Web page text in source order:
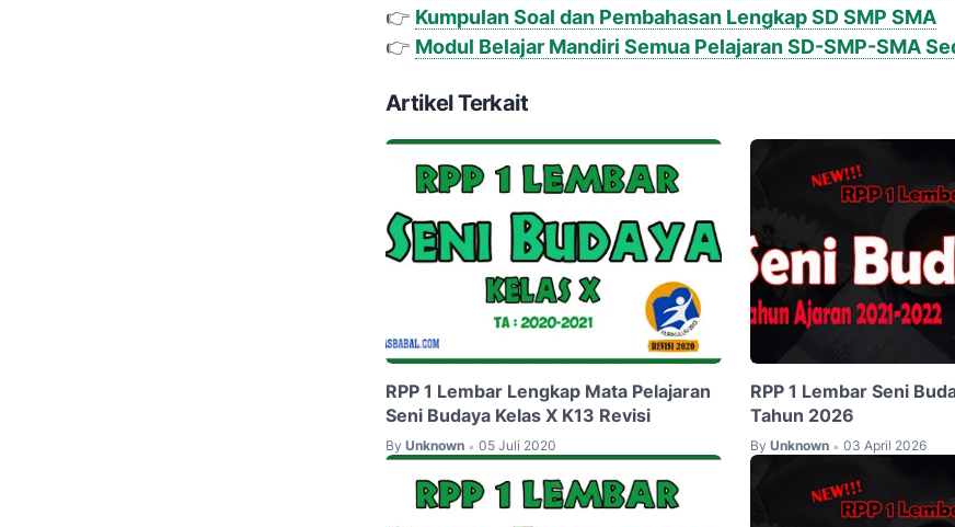
👉 Kumpulan Soal dan Pembahasan Lengkap SD SMP SMA
👉 Modul Belajar Mandiri Semua Pelajaran SD-SMP-SMA
Artikel Terkait
RPP 1 Lembar Lengkap Mata Pelajaran
Seni Budaya Kelas X K13 Revisi
By Unknown • 05 Juli 2020
RPP 1 Lembar Seni
Tahun 2026
By Unknown • 03 April 2026